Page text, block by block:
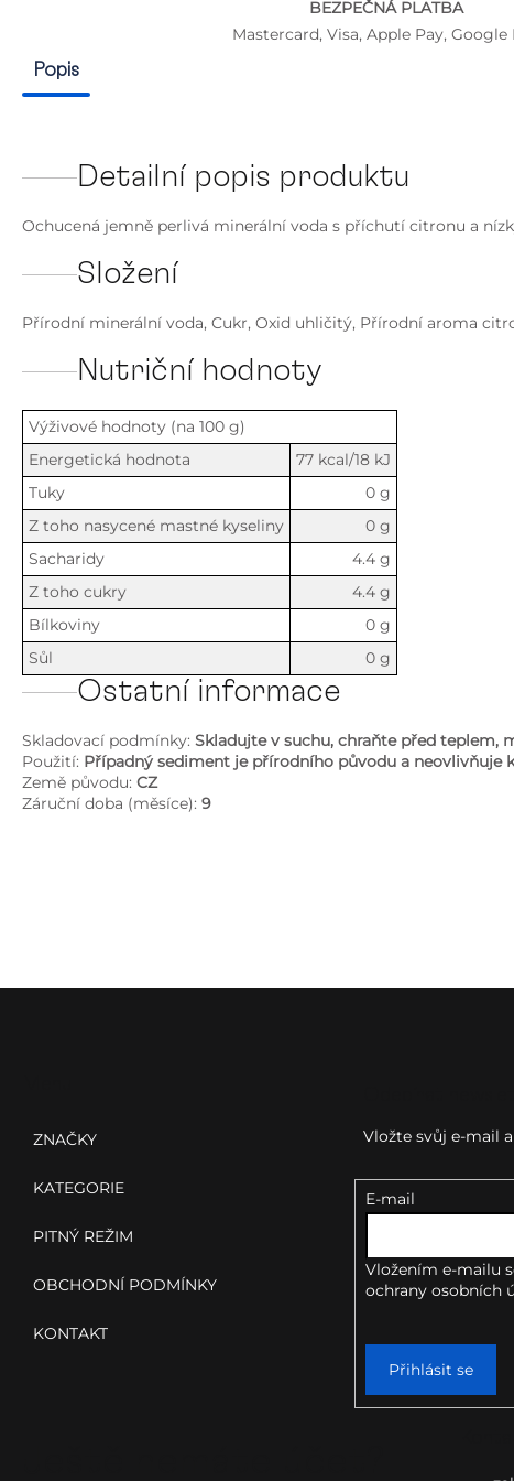
BEZPEČNÁ PLATBA
Mastercard, Visa, Apple Pay, Google
Popis
Detailní popis produktu
Ochucená jemně perlivá minerální voda s příchutí citronu a
Složení
Přírodní minerální voda, Cukr, Oxid uhličitý, Přírodní aroma
Nutriční hodnoty
Výživové hodnoty (na 100 g)
Energetická hodnota
77 kcal/18 kJ
Tuky
0 g
Z toho nasycené mastné kyseliny
0 g
Sacharidy
4.4 g
Z toho cukry
4.4 g
Bílkoviny
0 g
Sůl
0 g
Ostatní informace
Skladovací podmínky: Skladujte v suchu, chraňte před teplem,
Použití: Případný sediment je přírodního původu a neovlivňuje
Země původu: CZ
Záruční doba (měsíce): 9
ZNAČKY
KATEGORIE
PITNÝ REŽIM
OBCHODNÍ PODMÍNKY
KONTAKT
Vložte svůj e-mail
E-mail
Vložením e-mailu
ochrany osobních
Přihlásit se